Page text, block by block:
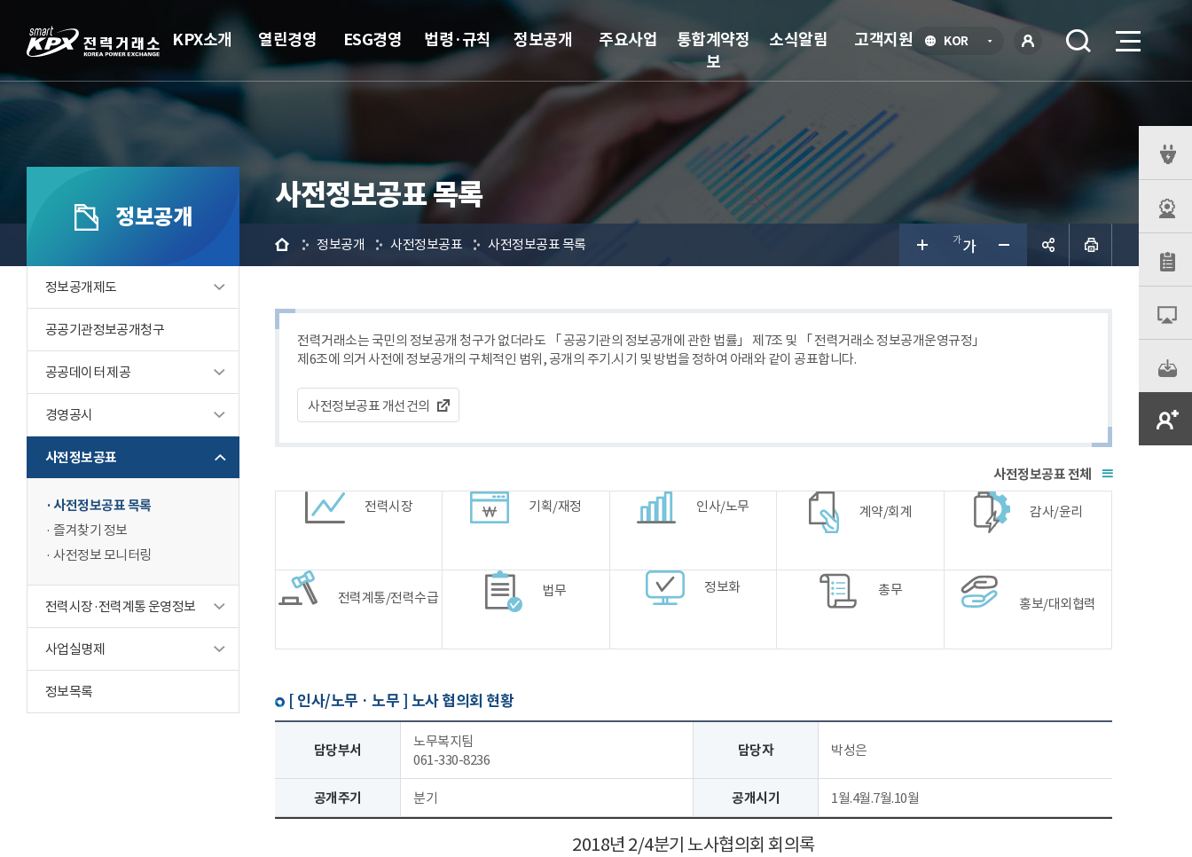
KOR언
그인
KPX소개 열린경영 ESG경영 법령·규칙 정보공개 주요사업
통합계약정
보
소식알림 고객지원
정보공개
정보공개제도
공공기관정보공개청구
공공데이터 제공
경영공시
사전정보공표
사전정보공표 목록
즐겨찾기 정보
사전정보 모니터링
전력시장·전력계통 운영정보
사업실명제
정보목록
사전정보공표 목록
홈 정보공개 사전정보공표 사전정보공표 목록
전력거래소는 국민의 정보공개 청구가 없더라도 「 공공기관의 정보공개에 관한 법률」 제7조 및 「 전력거래소 정보공개운영규정」
제6조에 의거 사전에 정보공개의 구체적인 범위, 공개의 주기.시기 및 방법을 정하여 아래와 같이 공표합니다.
사전정보공표 개선건의
전체
전력시장
기획/재정 인사/노무 계약/회계 감사/윤리
전력계통/전력수급 법무 정보화 총무
홍보/대외협력
[ 인사/노무 · 노무 ] 노사 협의회 현황
담당부서
노무복지팀
061-330-8236
담당자 박성은
공개주기 분기 공개시기 1월.4월.7월.10월
2018년 2/4분기 노사협의회 회의록
뉴